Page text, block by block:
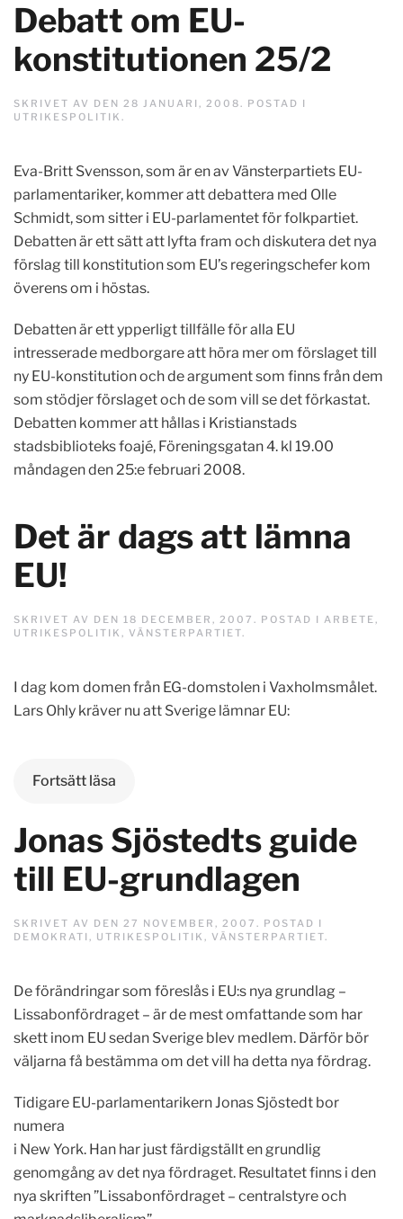
Debatt om EU-
konstitutionen 25/2
SKRIVET AV DEN 28 JANUARI, 2008. POSTAD I
UTRIKESPOLITIK .
Eva-Britt Svensson, som är en av Vänsterpartiets EU-
parlamentariker, kommer att debattera med Olle
Schmidt, som sitter i EU-parlamentet för folkpartiet.
Debatten är ett sätt att lyfta fram och diskutera det nya
förslag till konstitution som EU’s regeringschefer kom
överens om i höstas.
Debatten är ett ypperligt tillfälle för alla EU
intresserade medborgare att höra mer om förslaget till
ny EU-konstitution och de argument som finns från dem
som stödjer förslaget och de som vill se det förkastat.
Debatten kommer att hållas i Kristianstads
stadsbiblioteks foajé, Föreningsgatan 4. kl 19.00
måndagen den 25:e februari 2008.
Det är dags att lämna
EU!
SKRIVET AV DEN 18 DECEMBER, 2007 . POSTAD I ARBETE,
UTRIKESPOLITIK , VÄNSTERPARTIET.
I dag kom domen från EG-domstolen i Vaxholmsmålet.
Lars Ohly kräver nu att Sverige lämnar EU:
Fortsätt läsa
Jonas Sjöstedts guide
till EU-grundlagen
SKRIVET AV DEN 27 NOVEMBER, 2007 . POSTAD I
DEMOKRATI , UTRIKESPOLITIK , VÄNSTERPARTIET.
De förändringar som föreslås i EU:s nya grundlag –
Lissabonfördraget – är de mest omfattande som har
skett inom EU sedan Sverige blev medlem. Därför bör
väljarna få bestämma om det vill ha detta nya fördrag.
Tidigare EU-parlamentarikern Jonas Sjöstedt bor
numera
i New York. Han har just färdigställt en grundlig
genomgång av det nya fördraget. Resultatet finns i den
nya skriften ”Lissabonfördraget – centralstyre och